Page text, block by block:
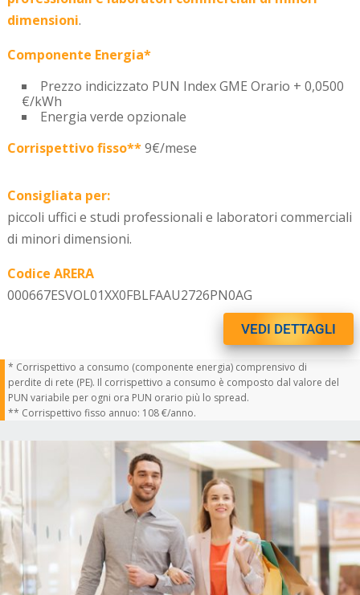
dimensioni.
Componente Energia*
Prezzo indicizzato PUN Index GME Orario + 0,0500
€/kWh
Energia verde opzionale
Corrispettivo fisso**9€/mese
Consigliata per:
piccoli uffici e studi professionali e laboratori commerciali
di minori dimensioni.
Codice ARERA
000667ESVOL01XX0FBLFAAU2726PN0AG
VEDI DETTAGLI
* Corrispettivo a consumo (componente energia) comprensivo di
perdite di rete (PE). Il corrispettivo a consumo è composto dal valore del
PUN variabile per ogni ora PUN orario più lo spread.
** Corrispettivo fisso annuo: 108 €/anno.